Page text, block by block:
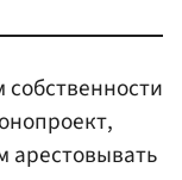
арестовывать